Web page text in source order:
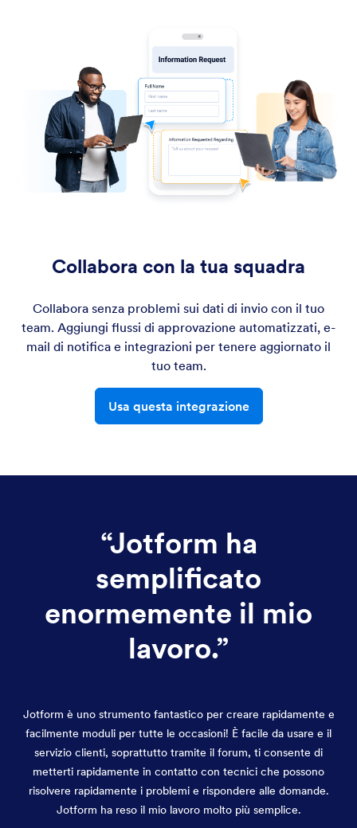
Collabora con la tua squadra
Collabora senza problemi sui dati di invio con il tuo
team. Aggiungi flussi di approvazione automatizzati, e-
mail di notifica e integrazioni per tenere aggiornato il
tuo team.
Usa questa integrazione
“Jotform ha
semplificato
enormemente il mio
lavoro.”
Jotform è uno strumento fantastico per creare rapidamente e
facilmente moduli per tutte le occasioni! È facile da usare e il
servizio clienti, soprattutto tramite il forum, ti consente di
metterti rapidamente in contatto con tecnici che possono
risolvere rapidamente i problemi e rispondere alle domande.
Jotform ha reso il mio lavoro molto più semplice.